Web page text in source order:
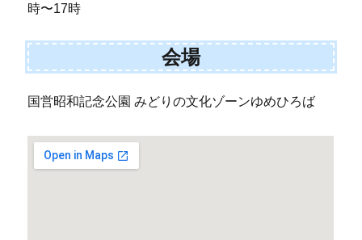
時〜17時
会場
国営昭和記念公園 みどりの文化ゾーンゆめひろば